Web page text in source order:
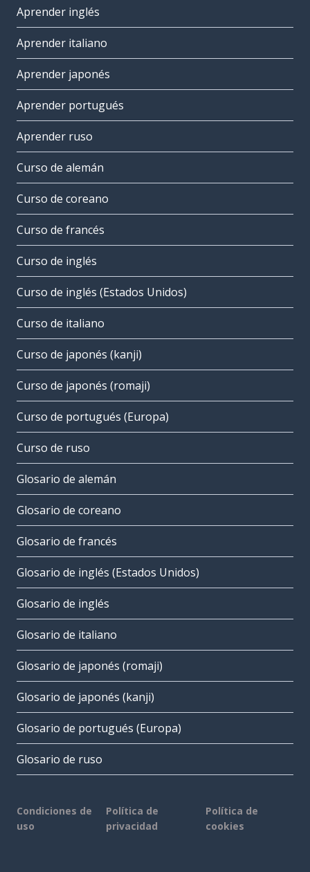
Aprender inglés
Aprender italiano
Aprender japonés
Aprender portugués
Aprender ruso
Curso de alemán
Curso de coreano
Curso de francés
Curso de inglés
Curso de inglés (Estados Unidos)
Curso de italiano
Curso de japonés (kanji)
Curso de japonés (romaji)
Curso de portugués (Europa)
Curso de ruso
Glosario de alemán
Glosario de coreano
Glosario de francés
Glosario de inglés (Estados Unidos)
Glosario de inglés
Glosario de italiano
Glosario de japonés (romaji)
Glosario de japonés (kanji)
Glosario de portugués (Europa)
Glosario de ruso
Condiciones de
uso
Política de
privacidad
Política de
cookies